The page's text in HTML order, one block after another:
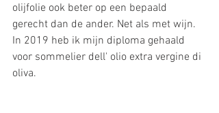
olijfolie ook beter op een bepaald
gerecht dan de ander. Net als met wijn.
In 2019 heb ik mijn diploma gehaald
voor sommelier dell' olio extra vergine di
oliva.